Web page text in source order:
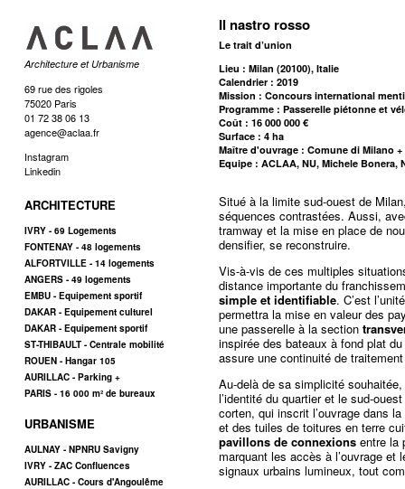
Architecture et Urbanisme
69 rue des rigoles
75020 Paris
01 72 38 06 13
agence@aclaa.fr
Instagram
Linkedin
ARCHITECTURE
IVRY - 69 Logements
FONTENAY - 48 logements
ALFORTVILLE - 14 logements
ANGERS - 49 logements
EMBU - Equipement sportif
DAKAR - Equipement culturel
DAKAR - Equipement sportif
ST-THIBAULT - Centrale mobilité
ROUEN - Hangar 105
AURILLAC - Parking +
PARIS - 16 000 m² de bureaux
URBANISME
AULNAY - NPNRU Savigny
IVRY - ZAC Confluences
AURILLAC - Cours d'Angoulême
Il nastro rosso
Le trait d’union
Lieu : Milan (20100), Italie
Calendrier : 2019
Mission : Concours international
Programme : Passerelle piétonne et
Coût : 16 000 000 €
Surface : 4 ha
Maître d'ouvrage : Comune di Milano +
Equipe : ACLAA, NU, Michele Bonera,
Situé à la limite sud-ouest de
séquences contrastées. Aussi,
tramway et la mise en place de
densifier, se reconstruire.
Vis-à-vis de ces multiples
distance importante du
simple et identifiable. C’est
permettra la mise en valeur des
une passerelle à la section
inspirée des bateaux à fond plat
assure une continuité de
Au-delà de sa simplicité
l’identité du quartier et le sud-
corten, qui inscrit l’ouvrage dans
et des tuiles de toitures en terre
pavillons de connexions entre la
marquant les accès à l’ouvrage
signaux urbains lumineux, tout